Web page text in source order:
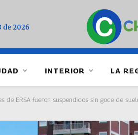
de 2026
INTERIOR LA
de ERSA fueron suspendidos sin goce de